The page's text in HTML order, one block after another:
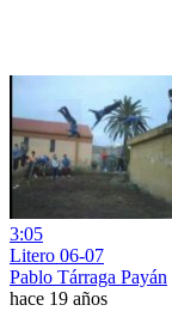
3:05
Litero 06-07
Pablo Tárraga Payán
hace 19 años